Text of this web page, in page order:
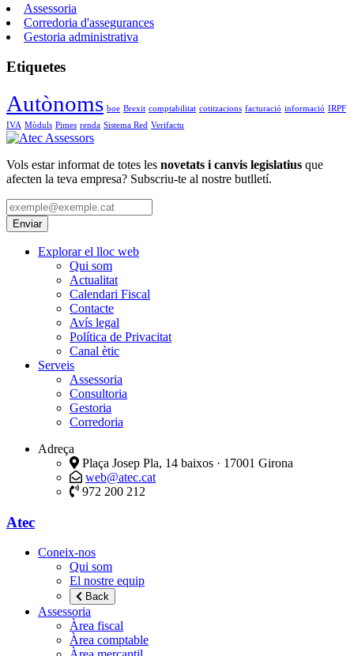
Assessoria
Corredoria d'assegurances
Gestoria administrativa
Etiquetes
Autònoms boe Brexit comptabilitat cotitzacions facturació informació IRPF
IVA Mòduls Pimes renda Sistema Red Verifactu
Vols estar informat de totes les novetats i canvis legislatius que
afecten la teva empresa? Subscriu-te al nostre butlletí.
Explorar el lloc web
Qui som
Actualitat
Calendari Fiscal
Contacte
Avís legal
Política de Privacitat
Canal ètic
Serveis
Assessoria
Consultoria
Gestoria
Corredoria
Adreça
Plaça Josep Pla, 14 baixos · 17001 Girona
web@atec.cat
972 200 212
Atec
Coneix-nos
Qui som
El nostre equip
Back
Assessoria
Àrea fiscal
Àrea comptable